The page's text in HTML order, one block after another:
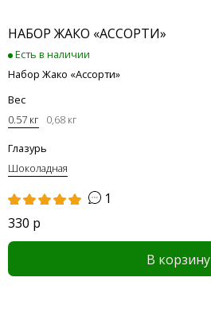
НАБОР ЖАКО «АССОРТИ»
Есть в наличии
Набор Жако «Ассорти»
Вес
0.57 кг 0,68 кг
Глазурь
Шоколадная
1
330 р
В корзину